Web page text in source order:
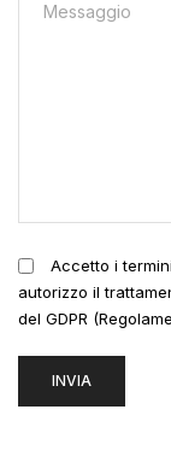
Accetto i
autorizzo il
del GDPR